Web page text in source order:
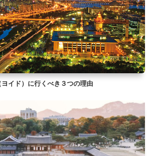
ヨイド）に行くべき３つの理由